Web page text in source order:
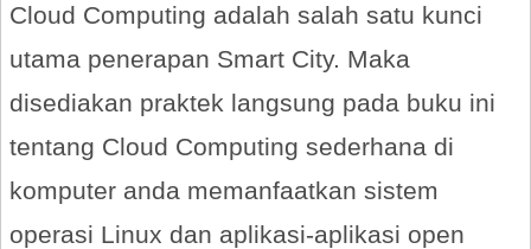
Cloud Computing adalah salah satu kunci
utama penerapan Smart City. Maka
disediakan praktek langsung pada buku ini
tentang Cloud Computing sederhana di
komputer anda memanfaatkan sistem
operasi Linux dan aplikasi-aplikasi open